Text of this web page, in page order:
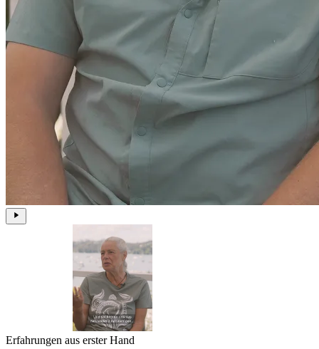
Erfahrungen aus erster Hand